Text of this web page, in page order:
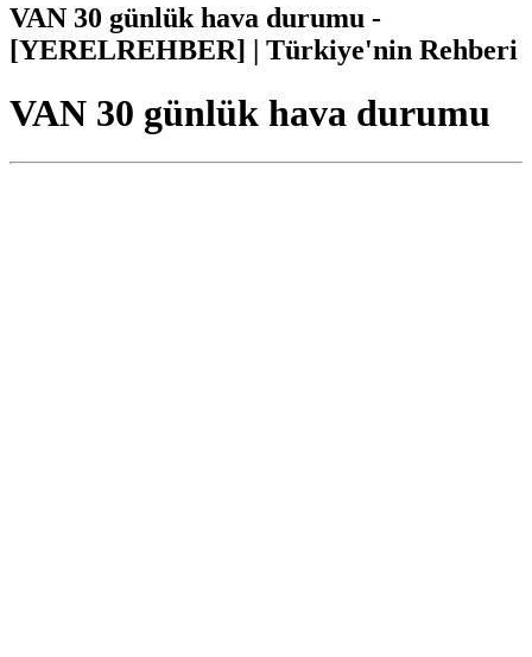
VAN 30 günlük hava durumu -
[YERELREHBER] | Türkiye'nin Rehberi
VAN 30 günlük hava durumu